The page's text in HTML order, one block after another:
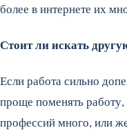
более в интернете их
Стоит ли искать
Если работа сильно
проще поменять
профессий много, или